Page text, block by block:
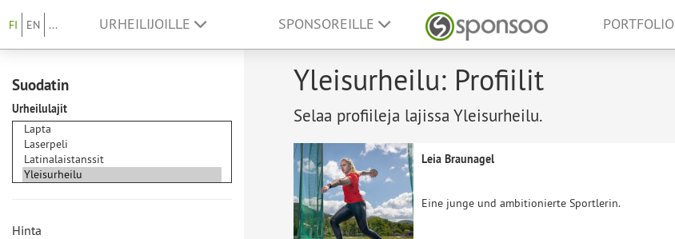
FI EN ... URHEILIJOILLE SPONSOREILLE PORTFOLIO
Suodatin
Urheilulajit
Hinta
Yleisurheilu: Profiilit
Selaa profiileja lajissa Yleisurheilu.
Leia Braunagel
Eine junge und ambitionierte Sportlerin.